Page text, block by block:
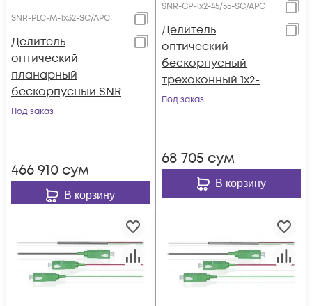
SNR-PLC-M-1x32-SC/APC
Делитель
оптический
планарный
бескорпусный SNR-
PLC-M-1x32-SC/APC
Под заказ
466 910 сум
В корзину
SNR-CP-1x2-45/55-SC/APC
Делитель
оптический
бескорпусный
трехоконный 1х2-
45/55 SC/APC
Под заказ
68 705 сум
В корзину